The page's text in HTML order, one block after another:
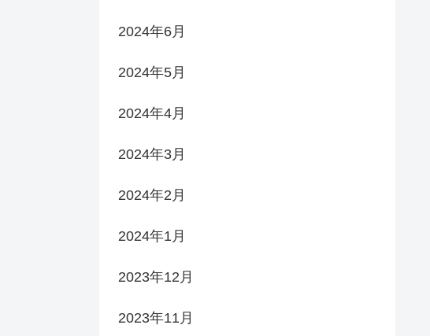
2024年6月
2024年5月
2024年4月
2024年3月
2024年2月
2024年1月
2023年12月
2023年11月